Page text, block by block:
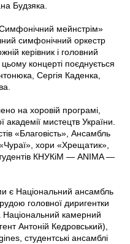
Будзяка.
мейнстрім»
симфонічний оркестр
керівник і головний
концерті поєднується
Сергія Каденка,
на хоровій програмі,
академії мистецтв України.
«Благовість», Ансамбль
хори «Хрещатик»,
КНУКіМ — ANIMA —
є Національний ансамбль
головної диригентки
камерний
Антоній Кедровський),
студентські ансамблі